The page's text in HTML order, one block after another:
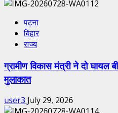
पटना
बिहार
राज्य
ग्रामीण विकास मंत्री ने दो
मुलाकात
user3 July 29, 2026